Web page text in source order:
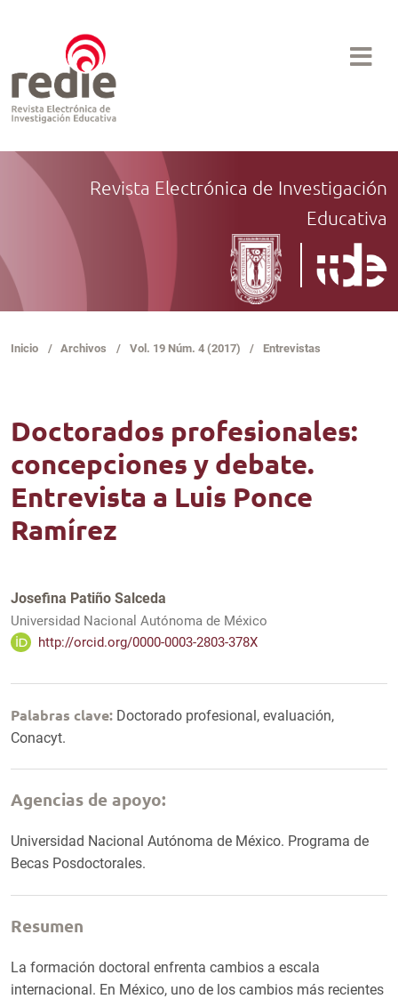
Revista Electrónica de Investigación
Educativa
Inicio / Archivos / Vol. 19 Núm. 4 (2017) / Entrevistas
Doctorados profesionales:
concepciones y debate.
Entrevista a Luis Ponce
Ramírez
Josefina Patiño Salceda
Universidad Nacional Autónoma de México
http://orcid.org/0000-0003-2803-378X
Palabras clave: Doctorado profesional, evaluación,
Conacyt.
Agencias de apoyo:
Universidad Nacional Autónoma de México. Programa de
Becas Posdoctorales.
Resumen
La formación doctoral enfrenta cambios a escala
internacional. En México, uno de los cambios más recientes